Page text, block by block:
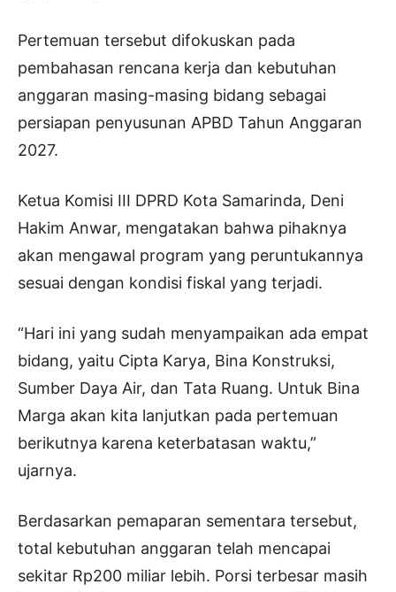
Pertemuan tersebut difokuskan pada
pembahasan rencana kerja dan kebutuhan
anggaran masing-masing bidang sebagai
persiapan penyusunan APBD Tahun Anggaran
2027.
Ketua Komisi III DPRD Kota Samarinda, Deni
Hakim Anwar, mengatakan bahwa pihaknya
akan mengawal program yang peruntukannya
sesuai dengan kondisi fiskal yang terjadi.
“Hari ini yang sudah menyampaikan ada empat
bidang, yaitu Cipta Karya, Bina Konstruksi,
Sumber Daya Air, dan Tata Ruang. Untuk Bina
Marga akan kita lanjutkan pada pertemuan
berikutnya karena keterbatasan waktu,”
ujarnya.
Berdasarkan pemaparan sementara tersebut,
total kebutuhan anggaran telah mencapai
sekitar Rp200 miliar lebih. Porsi terbesar masih